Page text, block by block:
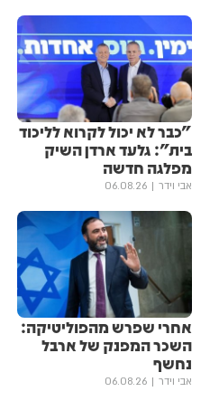
"כבר לא יכול לקרוא לליכוד
בית": גלעד ארדן השיק
מפלגה חדשה
אבי וידר 06.08.26
אחרי שפרש מהפוליטיקה:
השכר המפנק של ארבל
נחשף
אבי וידר 06.08.26